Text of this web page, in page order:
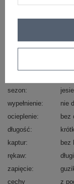
wzór
materiał
sezon
wypełnienie
nie
ocieplenie
bez
długość
kaptur
bez
rękaw
zapięcie
cechy
z